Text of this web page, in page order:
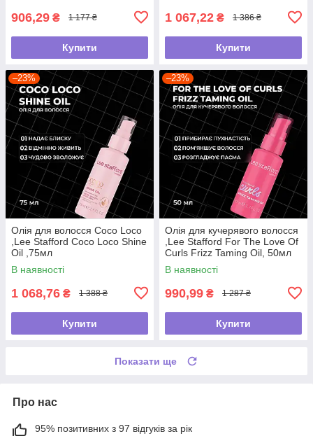
906,29 ₴ 1 177 ₴
Купити
1 067,22 ₴ 1 386 ₴
Купити
–23%
Олія для волосся Coco Loco
,Lee Stafford Coco Loco Shine
Oil ,75мл
В наявності
1 068,76 ₴ 1 388 ₴
Купити
–23%
Олія для кучерявого волосся
,Lee Stafford For The Love Of
Curls Frizz Taming Oil, 50мл
В наявності
990,99 ₴ 1 287 ₴
Купити
Показати ще
Про нас
95% позитивних з 97 відгуків за рік